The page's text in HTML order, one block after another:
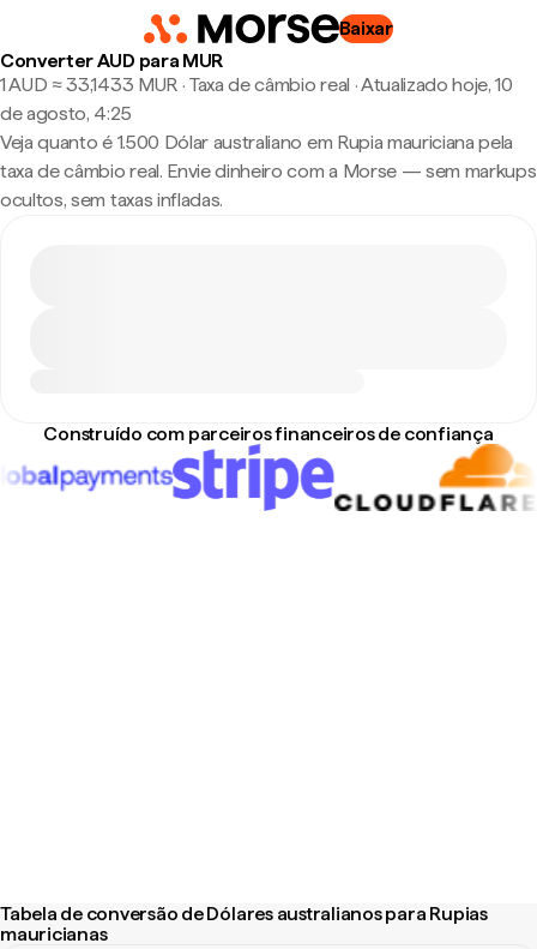
Baixar
Converter AUD para MUR
1 AUD ≈ 33,1433 MUR · Taxa de câmbio real ·Atualizado hoje, 10
de agosto, 4:25
Veja quanto é 1.500 Dólar australiano em Rupia mauriciana pela
taxa de câmbio real. Envie dinheiro com a Morse — sem markups
ocultos, sem taxas infladas.
Construído com parceiros financeiros de confiança
Tabela de conversão de Dólares australianos para Rupias
mauricianas